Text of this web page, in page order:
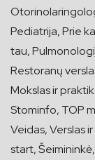
Pediatrija, Prie
tau,
Restoranų
Mokslas ir
Stominfo, TOP
Veidas, Verslas
start,